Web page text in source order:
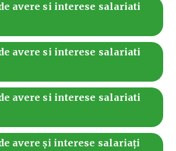
avere si interese salariati
avere si interese salariati
avere si interese salariati
avere și interese salariați